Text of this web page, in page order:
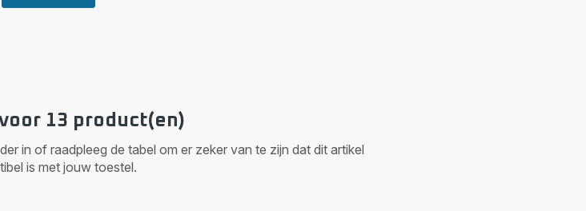
13 product(en)
in of raadpleeg de tabel om er zeker van te zijn dat dit artikel
is met jouw toestel.